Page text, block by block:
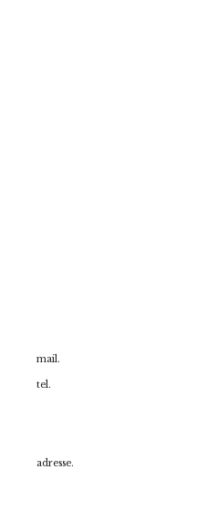
mail.
tel.
adresse.